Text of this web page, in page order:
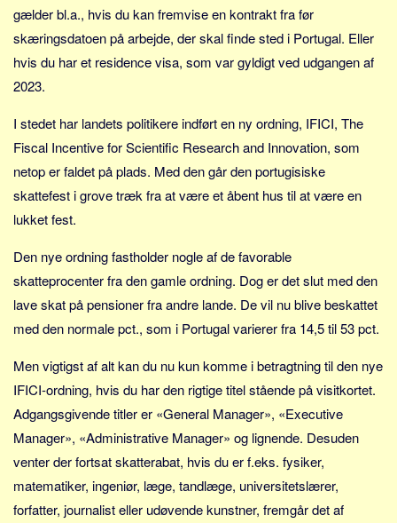
Grækenland
USA
Alle
Nøgleord
Bolig
Job
Virksomhed
Pension og opsparing
Forbrug
Social sikring og sundhed
Alle
Aspekter
Køb og salg
Økonomi
Jura og regler
Skatter og afgifter
gælder bl.a., hvis du kan fremvise en kontrakt fra før
skæringsdatoen på arbejde, der skal finde sted i Portugal. Eller
hvis du har et residence visa, som var gyldigt ved udgangen af
2023.
I stedet har landets politikere indført en ny ordning, IFICI, The
Fiscal Incentive for Scientific Research and Innovation, som
netop er faldet på plads. Med den går den portugisiske
skattefest i grove træk fra at være et åbent hus til at være en
lukket fest.
Den nye ordning fastholder nogle af de favorable
skatteprocenter fra den gamle ordning. Dog er det slut med den
lave skat på pensioner fra andre lande. De vil nu blive beskattet
med den normale pct., som i Portugal varierer fra 14,5 til 53 pct.
Men vigtigst af alt kan du nu kun komme i betragtning til den nye
IFICI-ordning, hvis du har den rigtige titel stående på visitkortet.
Adgangsgivende titler er «General Manager», «Executive
Manager», «Administrative Manager» og lignende. Desuden
venter der fortsat skatterabat, hvis du er f.eks. fysiker,
matematiker, ingeniør, læge, tandlæge, universitetslærer,
forfatter, journalist eller udøvende kunstner, fremgår det af